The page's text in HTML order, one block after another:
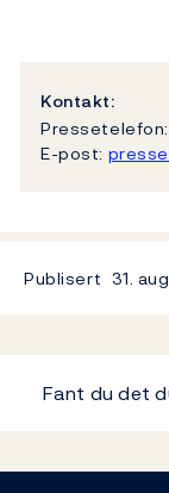
Kontakt:
E-post:
Publisert 31.
Fant du det